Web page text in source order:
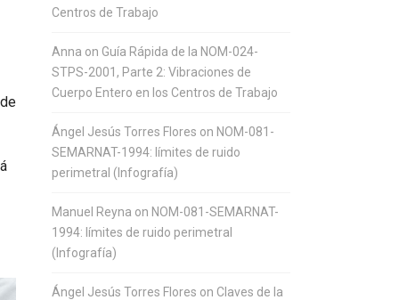
Centros de Trabajo
Anna on Guía Rápida de la NOM-024-
STPS-2001, Parte 2: Vibraciones de
Cuerpo Entero en los Centros de Trabajo
Ángel Jesús Torres Flores on NOM-081-
SEMARNAT-1994: límites de ruido
perimetral (Infografía)
Manuel Reyna on NOM-081-SEMARNAT-
1994: límites de ruido perimetral
(Infografía)
Ángel Jesús Torres Flores on Claves de la